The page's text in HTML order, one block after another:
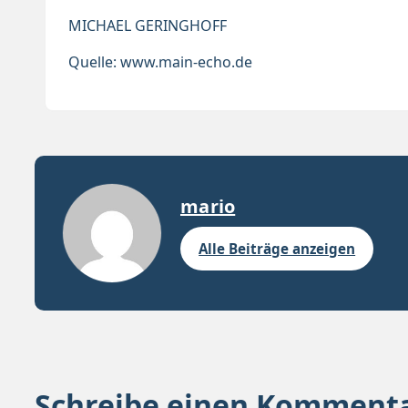
MICHAEL GERINGHOFF
Quelle: www.main-echo.de
mario
Alle Beiträge anzeigen